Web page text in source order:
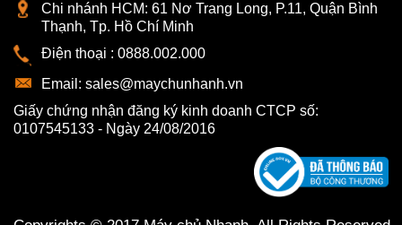
Chi nhánh HCM: 61 Nơ Trang Long, P.11, Quận Bình
Thạnh, Tp. Hồ Chí Minh
Điện thoại : 0888.002.000
Email: sales@maychunhanh.vn
Giấy chứng nhận đăng ký kinh doanh CTCP số:
0107545133 - Ngày 24/08/2016